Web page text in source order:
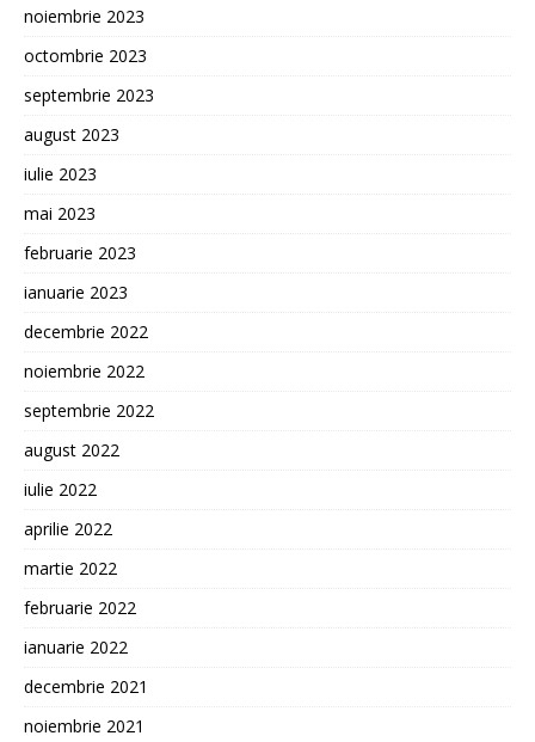
noiembrie 2023
octombrie 2023
septembrie 2023
august 2023
iulie 2023
mai 2023
februarie 2023
ianuarie 2023
decembrie 2022
noiembrie 2022
septembrie 2022
august 2022
iulie 2022
aprilie 2022
martie 2022
februarie 2022
ianuarie 2022
decembrie 2021
noiembrie 2021